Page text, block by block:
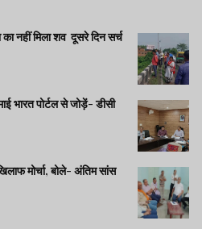
का नहीं मिला शव दूसरे दिन सर्च
भारत पोर्टल से जोड़ें- डीसी
मोर्चा, बोले- अंतिम सांस